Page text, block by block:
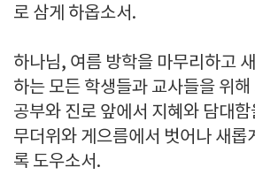
로 삼게 하옵소서.
하나님, 여름 방학을 마무리하고
하는 모든 학생들과 교사들을 위
공부와 진로 앞에서 지혜와 담대
무더위와 게으름에서 벗어나 새롭
록 도우소서.